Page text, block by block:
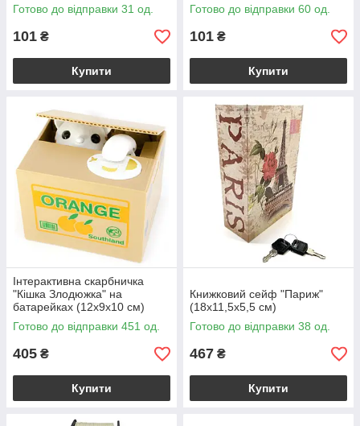
Готово до відправки 31 од.
101 ₴
Купити
Готово до відправки 60 од.
101 ₴
Купити
Інтерактивна скарбничка
"Кішка Злодюжка" на
батарейках (12х9х10 см)
Готово до відправки 451 од.
405 ₴
Купити
Книжковий сейф "Париж"
(18x11,5x5,5 см)
Готово до відправки 38 од.
467 ₴
Купити